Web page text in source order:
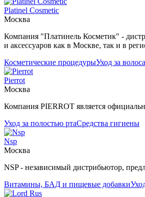
Platinel Cosmetic
Москва
Компания "Платинель Косметик" -
и аксессуаров как в Москве, так и в
Косметические процедурыУход за
Pierrot
Москва
Компания PIERROT является
Уход за полостью ртаСредства гигиены
Nsp
Москва
NSP - независимый дистрибьютор,
Витамины, БАД и пищевые добавки